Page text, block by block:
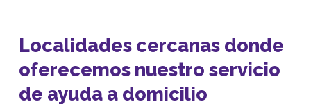
Localidades cercanas donde
oferecemos nuestro servicio
de ayuda a domicilio